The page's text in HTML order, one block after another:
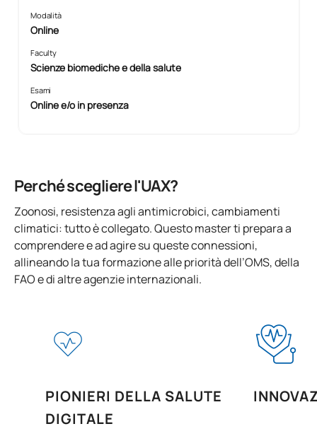
Modalità
Online
Faculty
Scienze biomediche e della salute
Esami
Online e/o in presenza
Perché scegliere l'UAX?
Zoonosi, resistenza agli antimicrobici, cambiamenti
climatici: tutto è collegato. Questo master ti prepara a
comprendere e ad agire su queste connessioni,
allineando la tua formazione alle priorità dell’OMS, della
FAO e di altre agenzie internazionali.
PIONIERI DELLA SALUTE
DIGITALE